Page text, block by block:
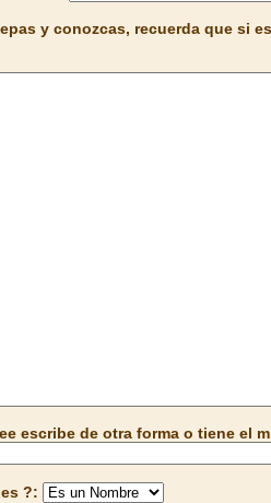
y conozcas, recuerda que si
escribe de otra forma o tiene el
?: